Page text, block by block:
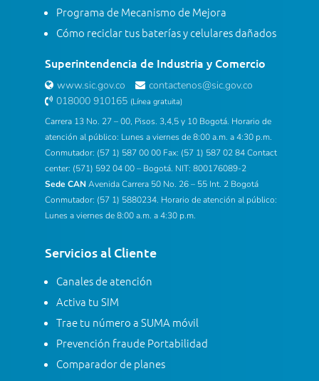
Programa de Mecanismo de Mejora
Cómo reciclar tus baterías y celulares dañados
Superintendencia de Industria y Comercio
www.sic.gov.co
contactenos@sic.gov.co
018000 910165 (Línea gratuita)
Carrera 13 No. 27 – 00, Pisos. 3,4,5 y 10 Bogotá. Horario de
atención al público: Lunes a viernes de 8:00 a.m. a 4:30 p.m.
Conmutador: (57 1) 587 00 00 Fax: (57 1) 587 02 84 Contact
center: (571) 592 04 00 – Bogotá. NIT: 800176089-2
Sede CAN Avenida Carrera 50 No. 26 – 55 Int. 2 Bogotá
Conmutador: (57 1) 5880234. Horario de atención al público:
Lunes a viernes de 8:00 a.m. a 4:30 p.m.
Servicios al Cliente
Canales de atención
Activa tu SIM
Trae tu número a SUMA móvil
Prevención fraude Portabilidad
Comparador de planes